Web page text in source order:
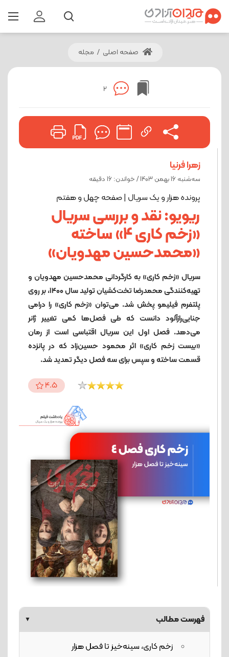
صفحه اصلی / مجله
2
زهرا فرنیا
ﺳﻪشنبه 16 بهمن 1403 / خواندن: 16 دقیقه
پرونده هزار و یک سریال | صفحه چهل و هفتم
ریویو: نقد و بررسی سریال
«زخم کاری 4» ساخته
«محمدحسین مهدویان»
سریال «زخم کاری» به کارگردانی محمدحسین مهدویان و
تهیه‌کنندگی محمدرضا تخت‌کشیان تولید سال ۱۴۰۰، بر روی
پلتفرم فیلیمو پخش شد. می‌توان «زخم کاری» را درامی
جنایی‌رازآلود دانست که طی فصل‌ها کمی تغییر ژانر
می‌دهد. فصل اول این سریال اقتباسی است از رمان
«بیست زخم کاری» اثر محمود حسین‌زاد که در پانزده
قسمت ساخته و سپس برای سه فصل دیگر تمدید شد.
4.5
فهرست مطالب ▼
زخم کاری، سینه‌خیز تا فصل هزار